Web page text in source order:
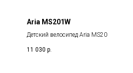
Aria MS201W
Детский велосипед Aria MS20
11 030 р.